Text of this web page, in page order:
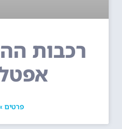
רכבות
פרטים